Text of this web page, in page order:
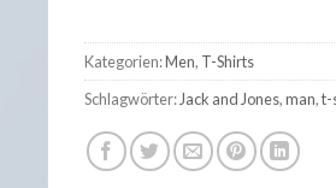
Kategorien:Men, T-Shirts
Schlagwörter: Jack and Jones,man,t-